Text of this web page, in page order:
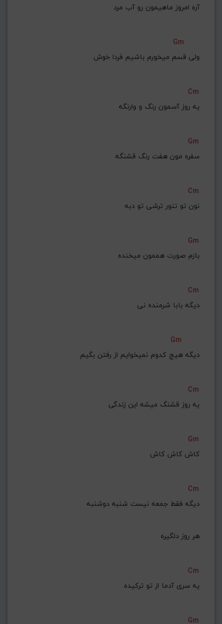
آره امروز ماهیمون رو آب مرد
Gm
ولی قسم میخورم باشیم فردا خوش
Cm
یه روز آسمون رنگ و وارنگه
Gm
سفره مون هفت رنگ قشنگه
Cm
نون تو تنور ترشی تو دبه
Gm
بازم صورت هممون میخنده
Cm
دیگه بابا شرمنده نی
Gm
دیگه هیچ کدوم نمیخوایم از رفتن بگیم
Cm
یه روز قشنگ میشه این زندگی
Gm
کاش کاش کاش
Cm
دیگه فقط جمعه نیست شنبه دوشنبه
هر روز دلگیره
Cm
یه سری آدما از تو ترکیده
Gm